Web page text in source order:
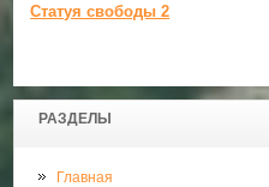
РАЗДЕЛЫ
Главная
Статуя свободы 2